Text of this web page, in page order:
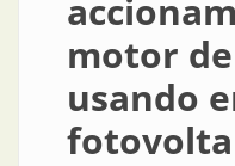
motor
usando